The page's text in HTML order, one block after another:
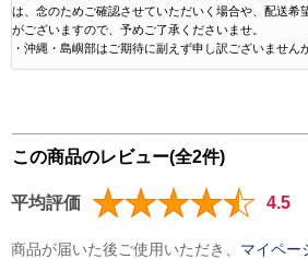
は、念のためご確認させていただいく場合や、配送希
がございますので、予めご了承くださいませ。
・沖縄・島嶼部はご期待に副えず申し訳ございません
この商品のレビュー(全2件)
平均評価 4.5
商品が届いた後ご使用いただき、 マイペー